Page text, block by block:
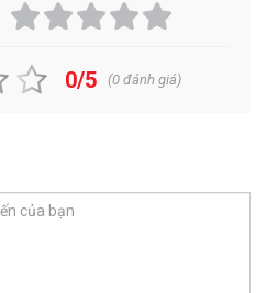
0/5 (0đánh giá)